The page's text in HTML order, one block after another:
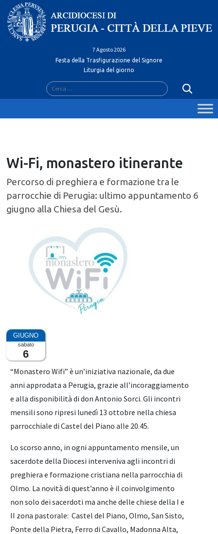
Skip
content
7 Agosto 2026
Festa della Trasfigurazione del Signore
Liturgia del giorno
Ricerca
per:
Wi-Fi, monastero itinerante
Percorso di preghiera e formazione tra le
parrocchie di Perugia: ultimo appuntamento 6
giugno alla Chiesa del Gesù.
sabato
6
“Monastero Wifi” è un’iniziativa nazionale, da due
anni approdata a Perugia, grazie all’incoraggiamento
e alla disponibilità di don Antonio Sorci. Gli incontri
mensili sono ripresi lunedì 13 ottobre nella chiesa
parrocchiale di Castel del Piano alle 20.45.
Lo scorso anno, in ogni appuntamento mensile, un
sacerdote della Diocesi interveniva agli incontri di
preghiera e formazione cristiana nella parrocchia di
Olmo. La novità di quest’anno è il coinvolgimento
non solo dei sacerdoti ma anche delle chiese della I e
II zona pastorale: Castel del Piano, Olmo, San Sisto,
Ponte della Pietra, Ferro di Cavallo, Madonna Alta,